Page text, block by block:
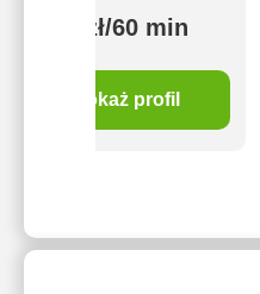
60 zł/60 min
Pokaż profil